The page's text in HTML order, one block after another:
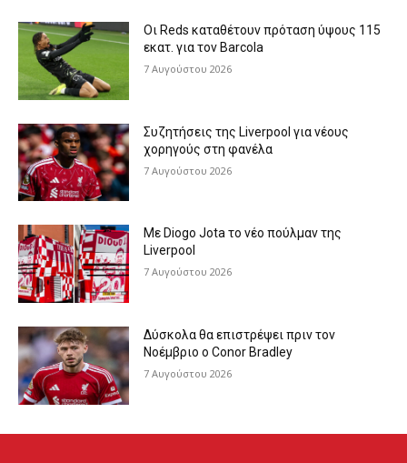
Οι Reds καταθέτουν πρόταση ύψους 115
εκατ. για τον Barcola
7 Αυγούστου 2026
Συζητήσεις της Liverpool για νέους
χορηγούς στη φανέλα
7 Αυγούστου 2026
Με Diogo Jota το νέο πούλμαν της
Liverpool
7 Αυγούστου 2026
Δύσκολα θα επιστρέψει πριν τον
Νοέμβριο ο Conor Bradley
7 Αυγούστου 2026